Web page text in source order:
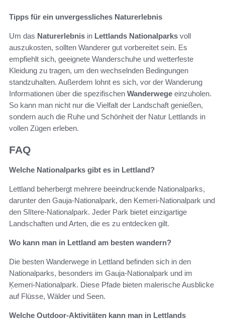
Tipps für ein unvergessliches Naturerlebnis
Um das Naturerlebnis in Lettlands Nationalparks voll
auszukosten, sollten Wanderer gut vorbereitet sein. Es
empfiehlt sich, geeignete Wanderschuhe und wetterfeste
Kleidung zu tragen, um den wechselnden Bedingungen
standzuhalten. Außerdem lohnt es sich, vor der Wanderung
Informationen über die spezifischen Wanderwege einzuholen.
So kann man nicht nur die Vielfalt der Landschaft genießen,
sondern auch die Ruhe und Schönheit der Natur Lettlands in
vollen Zügen erleben.
FAQ
Welche Nationalparks gibt es in Lettland?
Lettland beherbergt mehrere beeindruckende Nationalparks,
darunter den Gauja-Nationalpark, den Kemeri-Nationalpark und
den Slītere-Nationalpark. Jeder Park bietet einzigartige
Landschaften und Arten, die es zu entdecken gilt.
Wo kann man in Lettland am besten wandern?
Die besten Wanderwege in Lettland befinden sich in den
Nationalparks, besonders im Gauja-Nationalpark und im
Ķemeri-Nationalpark. Diese Pfade bieten malerische Ausblicke
auf Flüsse, Wälder und Seen.
Welche Outdoor-Aktivitäten kann man in Lettlands